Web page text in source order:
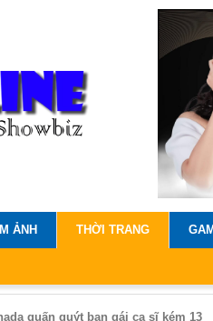
ẢNH THỜI TRANG
quấn quýt bạn gái ca sĩ kém 13